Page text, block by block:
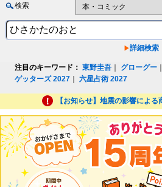
検索
詳細検索
注目のキーワード： 東野圭吾 グローグー
ゲッターズ 2027 ｜六星占術 2027
【お知らせ】地震の影響によ